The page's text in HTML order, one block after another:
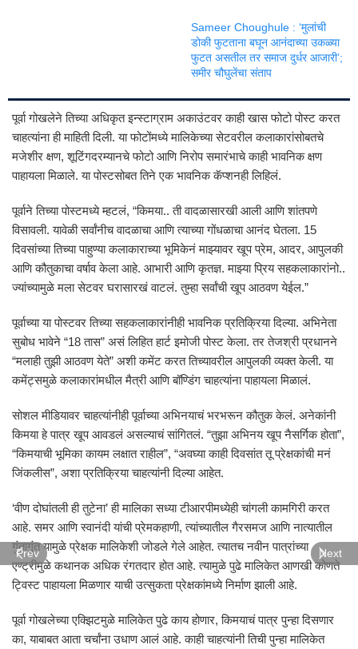
Sameer Choughule : ‘मुलांची
डोकी फुटताना बघून आनंदाच्या उकळ्या
फुटत असतील तर समाज दुर्धर आजारी’;
समीर चौघुलेंचा संताप
पूर्वा गोखलेने तिच्या अधिकृत इन्स्टाग्राम अकाउंटवर काही खास फोटो पोस्ट करत
चाहत्यांना ही माहिती दिली. या फोटोंमध्ये मालिकेच्या सेटवरील कलाकारांसोबतचे
मजेशीर क्षण, शूटिंगदरम्यानचे फोटो आणि निरोप समारंभाचे काही भावनिक क्षण
पाहायला मिळाले. या पोस्टसोबत तिने एक भावनिक कॅप्शनही लिहिलं.
पूर्वाने तिच्या पोस्टमध्ये म्हटलं, “किमया.. ती वादळासारखी आली आणि शांतपणे
विसावली. यावेळी सर्वांनीच वादळाचा आणि त्याच्या गोंधळाचा आनंद घेतला. 15
दिवसांच्या तिच्या पाहुण्या कलाकाराच्या भूमिकेनं माझ्यावर खूप प्रेम, आदर, आपुलकी
आणि कौतुकाचा वर्षाव केला आहे. आभारी आणि कृतज्ञ. माझ्या प्रिय सहकलाकारांनो..
ज्यांच्यामुळे मला सेटवर घरासारखं वाटलं. तुम्हा सर्वांची खूप आठवण येईल.”
पूर्वाच्या या पोस्टवर तिच्या सहकलाकारांनीही भावनिक प्रतिक्रिया दिल्या. अभिनेता
सुबोध भावेने “18 तास” असं लिहित हार्ट इमोजी पोस्ट केला. तर तेजश्री प्रधानने
“मलाही तुझी आठवण येते” अशी कमेंट करत तिच्यावरील आपुलकी व्यक्त केली. या
कमेंट्समुळे कलाकारांमधील मैत्री आणि बॉण्डिंग चाहत्यांना पाहायला मिळालं.
सोशल मीडियावर चाहत्यांनीही पूर्वाच्या अभिनयाचं भरभरून कौतुक केलं. अनेकांनी
किमया हे पात्र खूप आवडलं असल्याचं सांगितलं. “तुझा अभिनय खूप नैसर्गिक होता”,
“किमयाची भूमिका कायम लक्षात राहील”, “अवघ्या काही दिवसांत तू प्रेक्षकांची मनं
जिंकलीस”, अशा प्रतिक्रिया चाहत्यांनी दिल्या आहेत.
‘वीण दोघांतली ही तुटेना’ ही मालिका सध्या टीआरपीमध्येही चांगली कामगिरी करत
आहे. समर आणि स्वानंदी यांची प्रेमकहाणी, त्यांच्यातील गैरसमज आणि नात्यातील
गुंतागुंत यामुळे प्रेक्षक मालिकेशी जोडले गेले आहेत. त्यातच नवीन पात्रांच्या
एण्ट्रीमुळे कथानक अधिक रंगतदार होत आहे. त्यामुळे पुढे मालिकेत आणखी कोणते
ट्विस्ट पाहायला मिळणार याची उत्सुकता प्रेक्षकांमध्ये निर्माण झाली आहे.
पूर्वा गोखलेच्या एक्झिटमुळे मालिकेत पुढे काय होणार, किमयाचं पात्र पुन्हा दिसणार
का, याबाबत आता चर्चांना उधाण आलं आहे. काही चाहत्यांनी तिची पुन्हा मालिकेत
Prev Next